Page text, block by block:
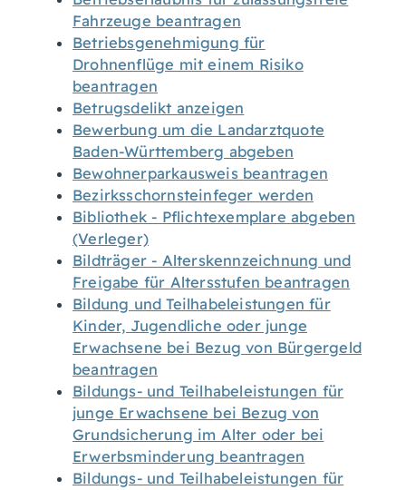
Fahrzeuge beantragen
Betriebsgenehmigung für
Drohnenflüge mit einem Risiko
beantragen
Betrugsdelikt anzeigen
Bewerbung um die Landarztquote
Baden-Württemberg abgeben
Bewohnerparkausweis beantragen
Bezirksschornsteinfeger werden
Bibliothek - Pflichtexemplare abgeben
(Verleger)
Bildträger - Alterskennzeichnung und
Freigabe für Altersstufen beantragen
Bildung und Teilhabeleistungen für
Kinder, Jugendliche oder junge
Erwachsene bei Bezug von Bürgergeld
beantragen
Bildungs- und Teilhabeleistungen für
junge Erwachsene bei Bezug von
Grundsicherung im Alter oder bei
Erwerbsminderung beantragen
Bildungs- und Teilhabeleistungen für